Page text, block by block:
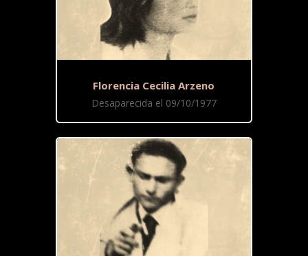
Florencia Cecilia Arzeno
Desaparecida el 09/10/1977